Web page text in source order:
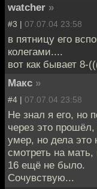
watcher »
#3 | 07.07.04 23:58
в пятницу его
колегами....
вот как бывает 8-
Макс »
#4 | 07.07.04 23:58
Не знал я его, но
через это прошёл,
умер, но дела это
смотреть на
16 ещё не было.
Сочувствую...